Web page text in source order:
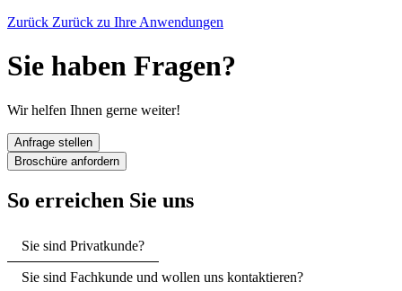
Zurück Zurück zu Ihre Anwendungen
Sie haben Fragen?
Wir helfen Ihnen gerne weiter!
Anfrage stellen
Broschüre anfordern
So erreichen Sie uns
Sie sind Privatkunde?
Sie sind Fachkunde und wollen uns kontaktieren?